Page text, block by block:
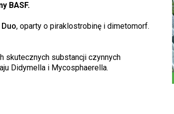
BASF.
, oparty o piraklostrobinę i dimetomorf.
skutecznych substancji czynnych
Didymella i Mycosphaerella.